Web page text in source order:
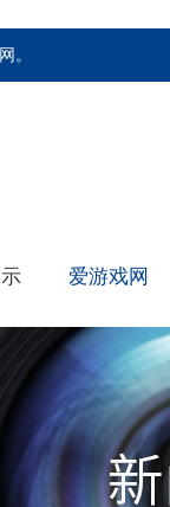
。
爱游戏网